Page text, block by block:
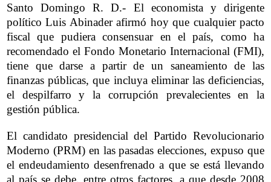
Santo Domingo R. D.- El economista y dirigente
político Luis Abinader afirmó hoy que cualquier pacto
fiscal que pudiera consensuar en el país, como ha
recomendado el Fondo Monetario Internacional (FMI),
tiene que darse a partir de un saneamiento de las
finanzas públicas, que incluya eliminar las deficiencias,
el despilfarro y la corrupción prevalecientes en la
gestión pública.
El candidato presidencial del Partido Revolucionario
Moderno (PRM) en las pasadas elecciones, expuso que
el endeudamiento desenfrenado a que se está llevando
al país se debe, entre otros factores, a que desde 2008